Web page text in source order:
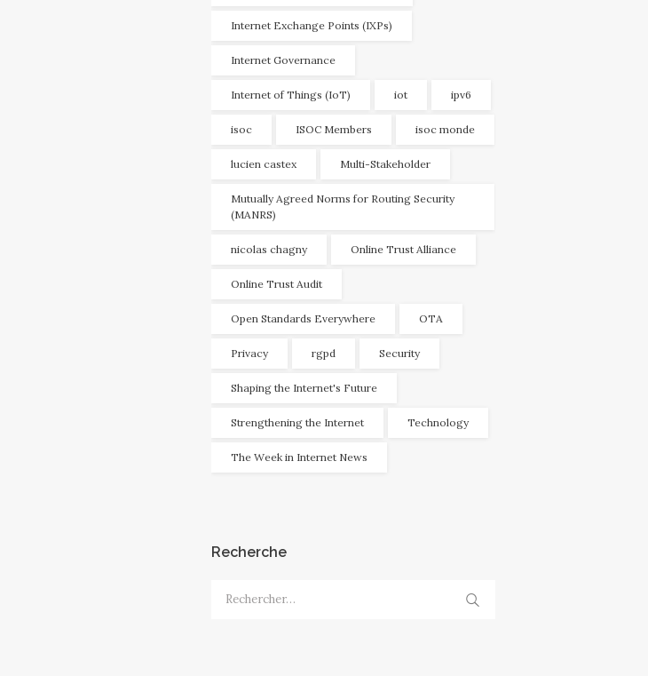
Internet Exchange Points (IXPs)
Internet Governance
Internet of Things (IoT) iot ipv6
isoc ISOC Members isoc monde
lucien castex Multi-Stakeholder
Mutually Agreed Norms for Routing Security
(MANRS)
nicolas chagny Online Trust Alliance
Online Trust Audit
Open Standards Everywhere OTA
Privacy rgpd Security
Shaping the Internet's Future
Strengthening the Internet Technology
The Week in Internet News
Recherche
Rechercher :